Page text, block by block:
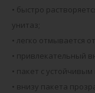
• быстро
унитаз;
• легко отмывается
• привлекательный
• пакет с
• внизу пакета